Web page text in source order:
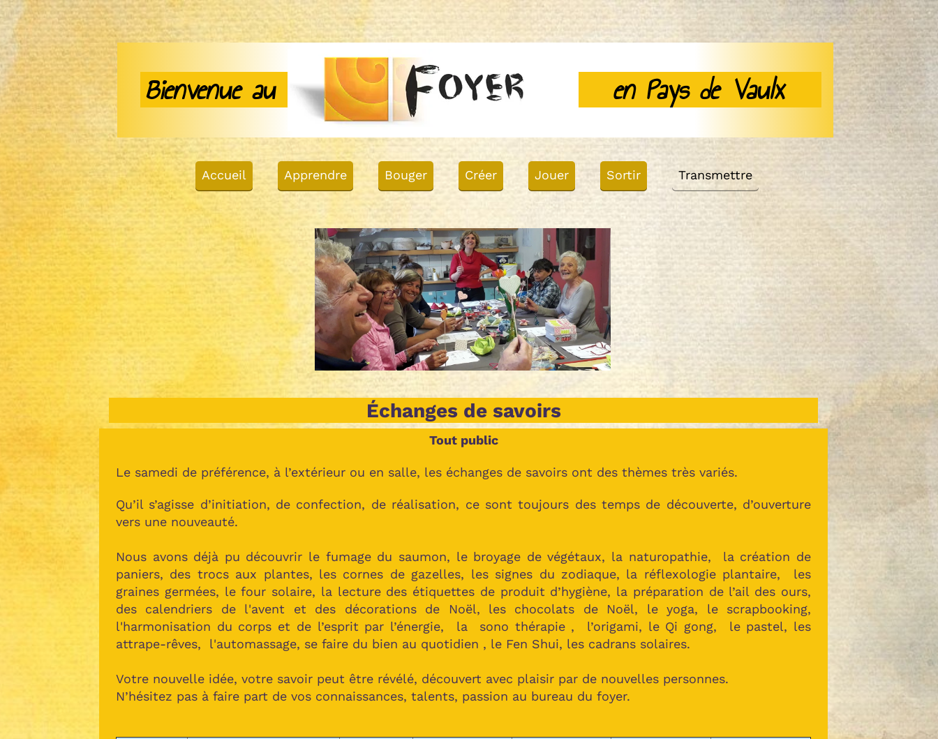
Accueil Apprendre Bouger Créer Jouer Sortir Transmettre
Bienvenue au en Pays de Vaulx
Échanges de savoirs
Tout public
Le samedi de préférence, à l’extérieur ou en salle, les échanges de savoirs ont des thèmes très variés.
Qu’il s’agisse d’initiation, de confection, de réalisation, ce sont toujours des temps de découverte, d’ouverture
vers une nouveauté.
Nous avons déjà pu découvrir le fumage du saumon, le broyage de végétaux, la naturopathie, la création de
paniers, des trocs aux plantes, les cornes de gazelles, les signes du zodiaque, la réflexologie plantaire, les
graines germées, le four solaire, la lecture des étiquettes de produit d’hygiène, la préparation de l’ail des ours,
des calendriers de l'avent et des décorations de Noël, les chocolats de Noël, le yoga, le scrapbooking,
l'harmonisation du corps et de l’esprit par l’énergie, la sono thérapie , l’origami, le Qi gong, le pastel, les
attrape-rêves, l'automassage, se faire du bien au quotidien , le Fen Shui, les cadrans solaires.
Votre nouvelle idée, votre savoir peut être révélé, découvert avec plaisir par de nouvelles personnes.
N’hésitez pas à faire part de vos connaissances, talents, passion au bureau du foyer.